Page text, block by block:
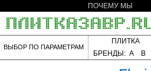
ПОЧЕМУ МЫ
ВЫБОР ПО ПАРАМЕТРАМ
ПЛИТКА
БРЕНДЫ: A B